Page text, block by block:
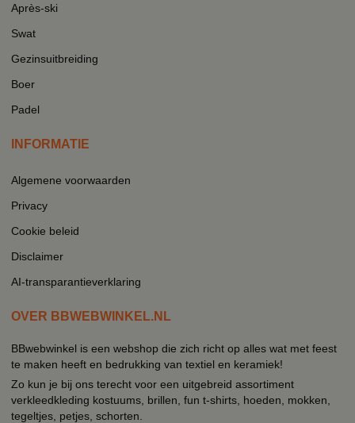
Après-ski
Swat
Gezinsuitbreiding
Boer
Padel
INFORMATIE
Algemene voorwaarden
Privacy
Cookie beleid
Disclaimer
AI-transparantieverklaring
OVER BBWEBWINKEL.NL
BBwebwinkel is een webshop die zich richt op alles wat met feest
te maken heeft en bedrukking van textiel en keramiek!
Zo kun je bij ons terecht voor een uitgebreid assortiment
verkleedkleding kostuums, brillen, fun t-shirts, hoeden, mokken,
tegeltjes, petjes, schorten.